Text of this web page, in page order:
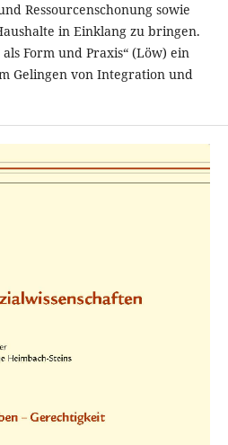
Ressourcenschonung sowie
in Einklang zu bringen.
Form und Praxis“ (Löw) ein
Gelingen von Integration und